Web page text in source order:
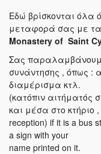
Εδώ βρίσκονται όλα
μεταφορά σας με
Monastery of Saint
Σας
συνάντησης , όπως :
διαμέρισμα κτλ.
(κατόπιν αιτήματός
και μέσα στο κτήριο
reception) if it is a bus
a sign with your
name printed on it.